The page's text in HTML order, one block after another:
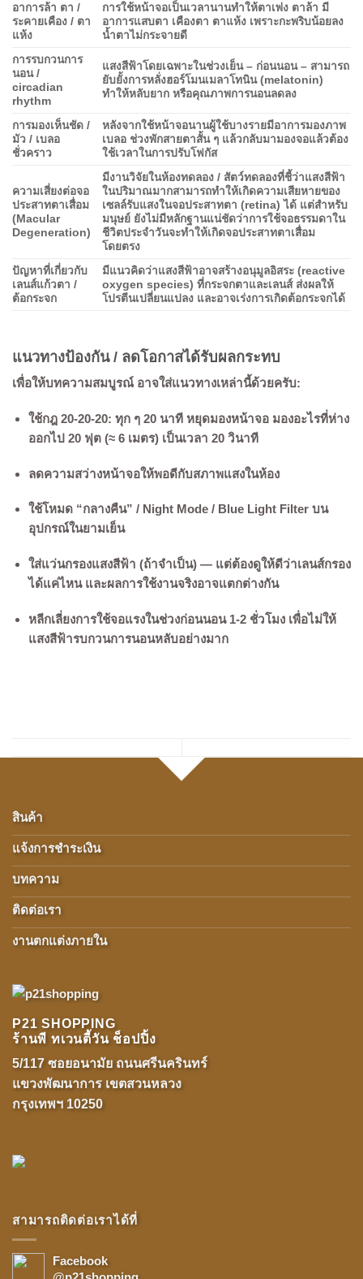
อาการล้า ตา /
ระคายเคือง / ตา
แห้ง
การใช้หน้าจอเป็นเวลานานทำให้ตาเพ่ง ตาล้า มี
อาการแสบตา เคืองตา ตาแห้ง เพราะกะพริบน้อยลง
น้ำตาไม่กระจายดี
การรบกวนการ
นอน /
circadian
rhythm
แสงสีฟ้าโดยเฉพาะในช่วงเย็น – ก่อนนอน – สามารถ
ยับยั้งการหลั่งฮอร์โมนเมลาโทนิน (melatonin)
ทำให้หลับยาก หรือคุณภาพการนอนลดลง
การมองเห็นชัด /
มัว / เบลอ
ชั่วคราว
หลังจากใช้หน้าจอนานผู้ใช้บางรายมีอาการมองภาพ
เบลอ ช่วงพักสายตาสั้น ๆ แล้วกลับมามองจอแล้วต้อง
ใช้เวลาในการปรับโฟกัส
ความเสี่ยงต่อจอ
ประสาทตาเสื่อม
(Macular
Degeneration)
มีงานวิจัยในห้องทดลอง / สัตว์ทดลองที่ชี้ว่าแสงสีฟ้า
ในปริมาณมากสามารถทำให้เกิดความเสียหายของ
เซลล์รับแสงในจอประสาทตา (retina) ได้ แต่สำหรับ
มนุษย์ ยังไม่มีหลักฐานแน่ชัดว่าการใช้จอธรรมดาใน
ชีวิตประจำวันจะทำให้เกิดจอประสาทตาเสื่อม
โดยตรง
ปัญหาที่เกี่ยวกับ
เลนส์แก้วตา /
ต้อกระจก
มีแนวคิดว่าแสงสีฟ้าอาจสร้างอนุมูลอิสระ (reactive
oxygen species) ที่กระจกตาและเลนส์ ส่งผลให้
โปรตีนเปลี่ยนแปลง และอาจเร่งการเกิดต้อกระจกได้
แนวทางป้องกัน / ลดโอกาสได้รับผลกระทบ
เพื่อให้บทความสมบูรณ์ อาจใส่แนวทางเหล่านี้ด้วยครับ:
ใช้กฎ 20-20-20: ทุก ๆ 20 นาที หยุดมองหน้าจอ มองอะไรที่ห่าง
ออกไป 20 ฟุต (≈ 6 เมตร) เป็นเวลา 20 วินาที
ลดความสว่างหน้าจอให้พอดีกับสภาพแสงในห้อง
ใช้โหมด “กลางคืน” / Night Mode / Blue Light Filter บน
อุปกรณ์ในยามเย็น
ใส่แว่นกรองแสงสีฟ้า (ถ้าจำเป็น) — แต่ต้องดูให้ดีว่าเลนส์กรอง
ได้แค่ไหน และผลการใช้งานจริงอาจแตกต่างกัน
หลีกเลี่ยงการใช้จอแรงในช่วงก่อนนอน 1-2 ชั่วโมง เพื่อไม่ให้
แสงสีฟ้ารบกวนการนอนหลับอย่างมาก
P21 SHOPPING
ร้านพี ทเวนตี้วัน ช็อปปิ้ง
5/117 ซอยอนามัย ถนนศรีนครินทร์
แขวงพัฒนาการ เขตสวนหลวง
กรุงเทพฯ 10250
สินค้า
แจ้งการชำระเงิน
บทความ
ติดต่อเรา
งานตกแต่งภายใน
สามารถติดต่อเราได้ที่
Facebook